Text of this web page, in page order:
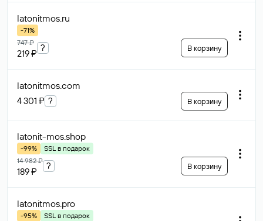
latonitmos.ru
-71%
747 ₽
219 ₽
? В корзину
latonitmos.com
4 301 ₽ ? В корзину
latonit-mos.shop
-99%
SSL в подарок
14 982 ₽
189 ₽
? В корзину
latonitmos.pro
-95%
SSL в подарок